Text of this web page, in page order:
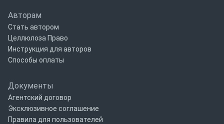
Авторам
Стать автором
Целлюлоза Право
Инструкция для авторов
Способы оплаты
Документы
Агентский договор
Эксклюзивное соглашение
Правила для пользователей